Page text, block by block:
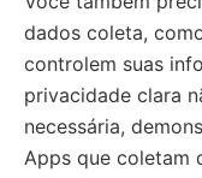
dados coleta,
controlem suas
privacidade clara
necessária,
Apps que coletam